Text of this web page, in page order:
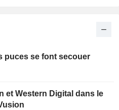
puces se font secouer
et Western Digital dans le